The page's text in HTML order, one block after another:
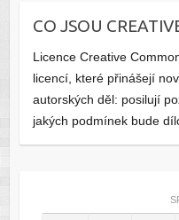
CO JSOU
Licence Creative
licencí, které přinášejí
autorských děl: posilují
jakých podmínek bude